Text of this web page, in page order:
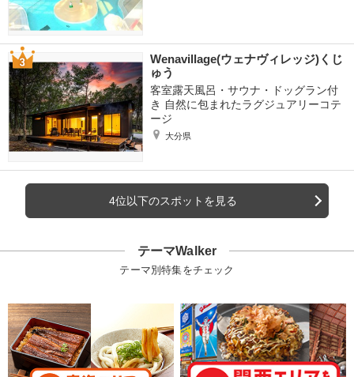
Wenavillage(ウェナヴィレッジ)くじ
ゅう
客室露天風呂・サウナ・ドッグラン付
き 自然に包まれたラグジュアリーコテ
ージ
大分県
4位以下のスポットを見る
テーマWalker
テーマ別特集をチェック